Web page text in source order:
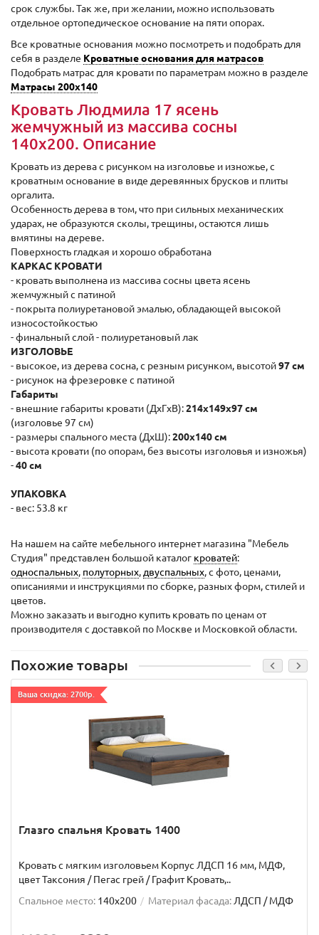
срок службы. Так же, при желании, можно использовать
отдельное ортопедическое основание на пяти опорах.
Все кроватные основания можно посмотреть и подобрать для
себя в разделе Кроватные основания для матрасов
Подобрать матрас для кровати по параметрам можно в разделе
Матрасы 200x140
Кровать Людмила 17 ясень
жемчужный из массива сосны
140x200. Описание
Кровать из дерева с рисунком на изголовье и изножье, с
кроватным основание в виде деревянных брусков и плиты
оргалита.
Особенность дерева в том, что при сильных механических
ударах, не образуются сколы, трещины, остаются лишь
вмятины на дереве.
Поверхность гладкая и хорошо обработана
КАРКАС КРОВАТИ
- кровать выполнена из массива сосны цвета ясень
жемчужный с патиной
- покрыта полиуретановой эмалью, обладающей высокой
износостойкостью
- финальный слой - полиуретановый лак
ИЗГОЛОВЬЕ
- высокое, из дерева сосна, с резным рисунком, высотой97 см
- рисунок на фрезеровке с патиной
Габариты
- внешние габариты кровати (ДхГxВ):214x149x97 cм
(изголовье 97 см)
- размеры спального места (ДхШ):200x140 см
- высота кровати (по опорам, без высоты изголовья и изножья)
-40 см
УПАКОВКА
- вес: 53.8 кг
На нашем на сайте мебельного интернет магазина "Мебель
Студия" представлен большой каталог кроватей:
односпальных, полуторных, двуспальных, с фото, ценами,
описаниями и инструкциями по сборке, разных форм, стилей и
цветов.
Можно заказать и выгодно купить кровать по ценам от
производителя с доставкой по Москве и Московкой области.
Похожие товары
Ваша скидка: 2700р.
Глазго спальня Кровать 1400
Кровать с мягким изголовьем Корпус ЛДСП 16 мм, МДФ,
цвет Таксония / Пегас грей / Графит Кровать,..
Спальное место: 140x200 Материал фасада: ЛДСП / МДФ